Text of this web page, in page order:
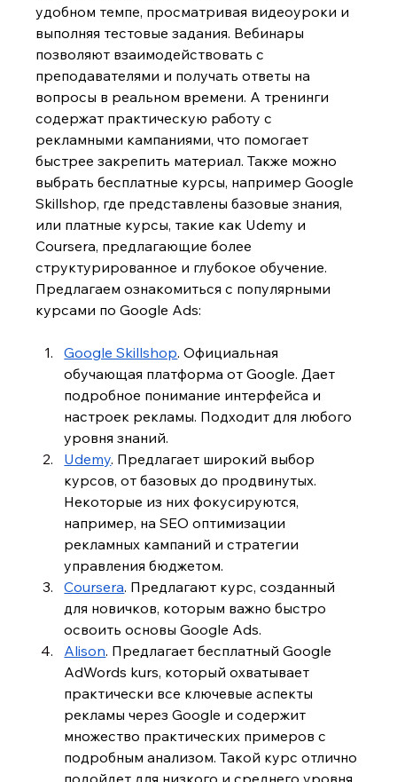
удобном темпе, просматривая видеоуроки и
выполняя тестовые задания. Вебинары
позволяют взаимодействовать с
преподавателями и получать ответы на
вопросы в реальном времени. А тренинги
содержат практическую работу с
рекламными кампаниями, что помогает
быстрее закрепить материал. Также можно
выбрать бесплатные курсы, например Google
Skillshop, где представлены базовые знания,
или платные курсы, такие как Udemy и
Coursera, предлагающие более
структурированное и глубокое обучение.
Предлагаем ознакомиться с популярными
курсами по Google Ads:
Google Skillshop. Официальная
обучающая платформа от Google. Дает
подробное понимание интерфейса и
настроек рекламы. Подходит для любого
уровня знаний.
Udemy. Предлагает широкий выбор
курсов, от базовых до продвинутых.
Некоторые из них фокусируются,
например, на SEO оптимизации
рекламных кампаний и стратегии
управления бюджетом.
Coursera. Предлагают курс, созданный
для новичков, которым важно быстро
освоить основы Google Ads.
Alison. Предлагает бесплатный Google
AdWords kurs, который охватывает
практически все ключевые аспекты
рекламы через Google и содержит
множество практических примеров с
подробным анализом. Такой курс отлично
подойдет для низкого и среднего уровня